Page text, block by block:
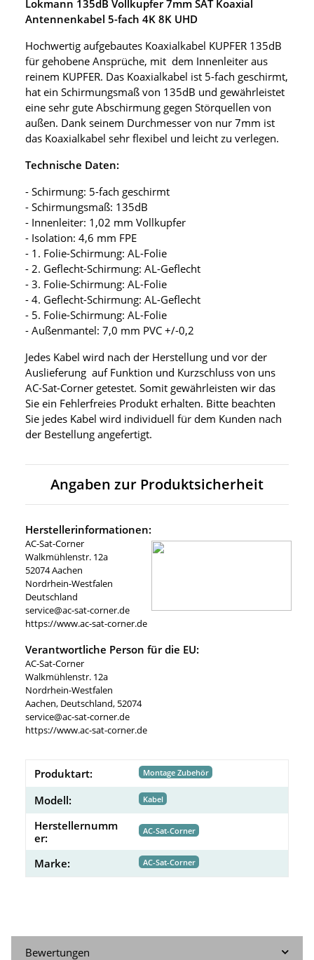
Lokmann 135dB Vollkupfer 7mm SAT Koaxial
Antennenkabel 5-fach 4K 8K UHD
Hochwertig aufgebautes Koaxialkabel KUPFER 135dB
für gehobene Ansprüche, mit dem Innenleiter aus
reinem KUPFER. Das Koaxialkabel ist 5-fach geschirmt,
hat ein Schirmungsmaß von 135dB und gewährleistet
eine sehr gute Abschirmung gegen Störquellen von
außen. Dank seinem Durchmesser von nur 7mm ist
das Koaxialkabel sehr flexibel und leicht zu verlegen.
Technische Daten:
- Schirmung: 5-fach geschirmt
- Schirmungsmaß: 135dB
- Innenleiter: 1,02 mm Vollkupfer
- Isolation: 4,6 mm FPE
- 1. Folie-Schirmung: AL-Folie
- 2. Geflecht-Schirmung: AL-Geflecht
- 3. Folie-Schirmung: AL-Folie
- 4. Geflecht-Schirmung: AL-Geflecht
- 5. Folie-Schirmung: AL-Folie
- Außenmantel: 7,0 mm PVC +/-0,2
Jedes Kabel wird nach der Herstellung und vor der
Auslieferung auf Funktion und Kurzschluss von uns
AC-Sat-Corner getestet. Somit gewährleisten wir das
Sie ein Fehlerfreies Produkt erhalten. Bitte beachten
Sie jedes Kabel wird individuell für dem Kunden nach
der Bestellung angefertigt.
Angaben zur Produktsicherheit
Herstellerinformationen:
AC-Sat-Corner
Walkmühlenstr. 12a
52074 Aachen
Nordrhein-Westfalen
Deutschland
service@ac-sat-corner.de
https://www.ac-sat-corner.de
Verantwortliche Person für die EU:
AC-Sat-Corner
Walkmühlenstr. 12a
Nordrhein-Westfalen
Aachen, Deutschland, 52074
service@ac-sat-corner.de
https://www.ac-sat-corner.de
Produktart: Montage Zubehör
Modell: Kabel
Herstellernumm
er:
AC-Sat-Corner
Marke: AC-Sat-Corner
Bewertungen